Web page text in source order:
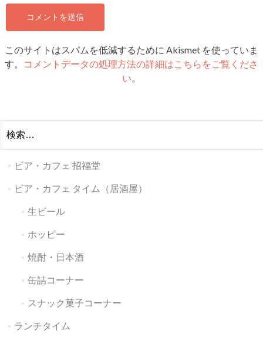
このサイトはスパムを低減するために Akismet を使っていま
す。
コメントデータの処理方法の詳細はこちらをご覧くださ
い。
索:
ビア・カフェ 招福堂
ビア・カフェ タイム（居酒屋）
生ビール
ホッピー
焼酎・日本酒
缶詰コーナー
スナック菓子コーナー
ランチタイム